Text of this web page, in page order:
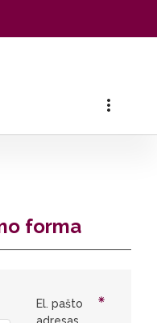
forma
El. pašto